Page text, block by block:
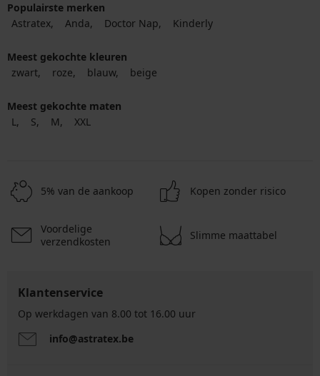
Populairste merken
Astratex
Anda Doctor Nap Kinderly
Meest gekochte kleuren
zwart
roze blauw beige
Meest gekochte maten
L
S M XXL
5% van de aankoop Kopen zonder risico
Voordelige
verzendkosten
Slimme maattabel
Klantenservice
Op werkdagen van 8.00 tot 16.00 uur
info@astratex.be